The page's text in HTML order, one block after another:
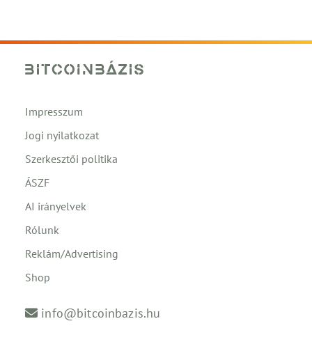
Impresszum
Jogi nyilatkozat
Szerkesztői politika
ÁSZF
AI irányelvek
Rólunk
Reklám/Advertising
Shop
info@bitcoinbazis.hu